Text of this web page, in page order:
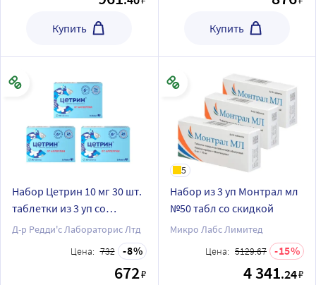
Купить Купить
Набор Цетрин 10 мг 30 шт.
таблетки из 3 уп со
скидкой
Д-р Редди'с Лабораторис Лтд
Цена: 732 8
672₽
5
Набор из 3 уп Монтрал мл
№50 табл со скидкой
Микро Лабс Лимитед
Цена: 5129.67 15
4 341.24₽